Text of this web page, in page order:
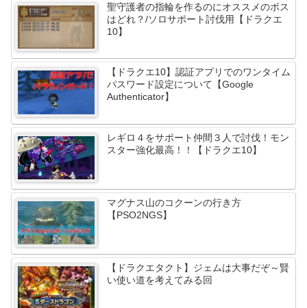
聖守護者の指輪を作るのにオススメのボス
はどれ？/ソロサポート討伐用【ドラクエ
10】
【ドラクエ10】認証アプリでのワンタイム
パスワード設定について【Google
Authenticator】
レギロ４をサポート仲間３人で討伐！モン
スター強化最高！！【ドラクエ10】
マグナス山のコクーンの行き方
【PSO2NGS】
【ドラクエタクト】ジェムは大事だぞ～賢
い使い道を考えてみる回